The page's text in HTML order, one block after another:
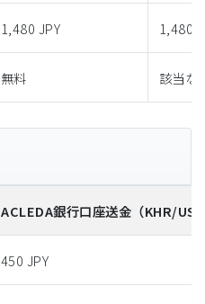
1,480 JPY 1,480
無料 該当な
ACLEDA銀行口座送金 （KHR/
450 JPY